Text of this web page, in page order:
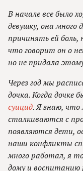
В начале все было
девушку, она много
причинять ей
что говорит он о
но не придала
Через год мы
дочка. Когда дочке
суицид. Я знаю, что
сталкиваются с
появляются дети,
наши конфликты
много работал, я
дому и воспитанию